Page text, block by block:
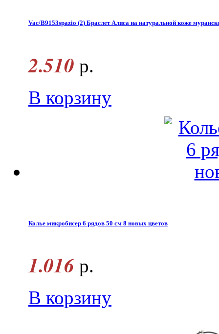
Vac/B9153spazio (2) Браслет Алиса на натуральной коже
2.510 р.
В корзину
Колье микробисер 6 рядов 50 см 8 новых цветов
1.016 р.
В корзину